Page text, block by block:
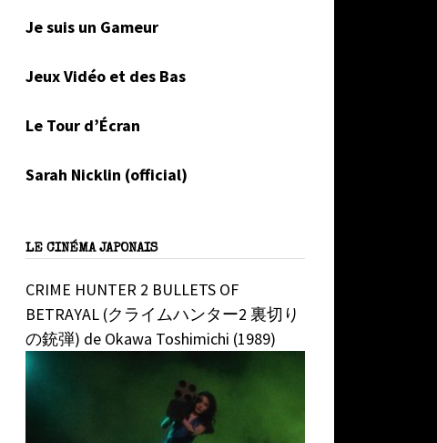
Je suis un Gameur
Jeux Vidéo et des Bas
Le Tour d’Écran
Sarah Nicklin (official)
LE CINÉMA JAPONAIS
CRIME HUNTER 2 BULLETS OF
BETRAYAL (クライムハンター2 裏切り
の銃弾) de Okawa Toshimichi (1989)